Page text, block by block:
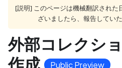
[説明] このページは機械翻訳され
ざいましたら、報告してい
外部コレクシ
作成
Public Preview